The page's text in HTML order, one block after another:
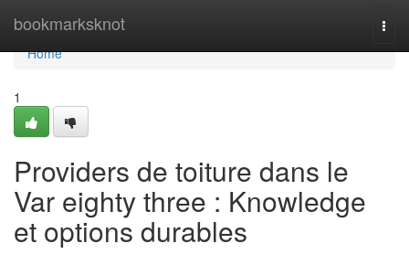
bookmarksknot
Home
Home
1
Providers de toiture dans le
Var eighty three : Knowledge
et options durables